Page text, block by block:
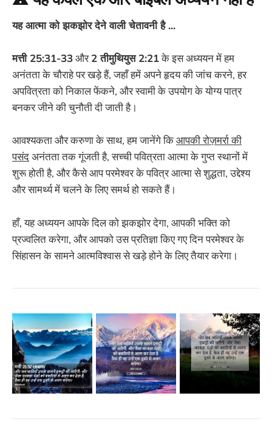
यह आत्मा को झकझोर देने वाली चेतावनी है ...
मत्ती 25:31-33और2 तीमुथियुस 2:21के इस अध्ययन में हम
अनंतता के चौराहे पर खड़े हैं, जहाँ हमें अपने हृदय की जांच करने, हर
अपवित्रता को निकाल फेंकने, और स्वामी के उपयोग के योग्य पात्र
बनकर जीने की चुनौती दी जाती है।
आवश्यकता और करुणा के साथ, हम जानेंगे किआपकी रोज़मर्रा की
पसंदअनंतता तक गूंजती है, सच्ची पवित्रता आत्मा के गुप्त स्थानों में
शुरू होती है, और कैसे आप परमेश्वर के पवित्र आत्मा से शुद्धता, उद्देश्य
और सामर्थ्य में चलने के लिए समर्थ हो सकते हैं।
हाँ, यह अध्ययन आपके दिल को झकझोर देगा, आपकी भक्ति को
प्रज्वलित करेगा, और आपको उस प्रतिज्ञा किए गए दिन परमेश्वर के
सिंहासन के सामने आत्मविश्वास से खड़े होने के लिए तैयार करेगा।